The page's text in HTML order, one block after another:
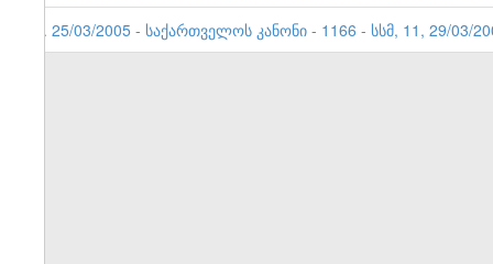
1. 25/03/2005 - საქართველოს კანონი - 1166 - სსმ, 11, 29/03/